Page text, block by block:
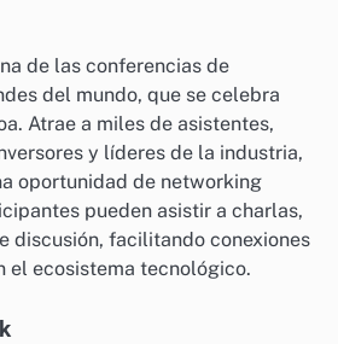
de las conferencias de
del mundo, que se celebra
Atrae a miles de asistentes,
y líderes de la industria,
oportunidad de networking
pueden asistir a charlas,
discusión, facilitando conexiones
el ecosistema tecnológico.